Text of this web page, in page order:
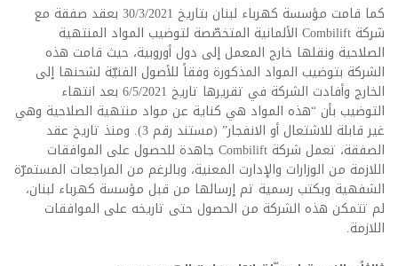
كما قامت مؤسسة كهرباء لبنان بتاريخ 30/3/2021 بعقد صفقة مع
شركة Combilift الألمانية المتخصّصة لتوضيب المواد المنتهية
الصلاحية ونقلها خارج المعمل إلى دول أوروبية، حيث قامت هذه
الشركة بتوضيب المواد المذكورة وفقاً للأصول الفنيّة لشحنها إلى
الخارج وأفادت الشركة في تقريرها تاريخ 6/5/2021 بعد انتهاء
التوضيب بأن “هذه المواد هي كناية عن مواد منتهية الصلاحية وهي
غير قابلة للاشتعال أو الانفجار” (مستند رقم 3). ومنذ تاريخ عقد
الصفقة، تعمل شركة Combilift جاهدة للحصول على الموافقات
اللازمة من الوزارات والإدارت المعنية، وبالرغم من المراجعات المستمرّة
الشفهية وبكتب رسمية تم إرسالها من قبل مؤسسة كهرباء لبنان،
لم تتمكن هذه الشركة من الحصول حتى تاريخه على الموافقات
اللازمة.